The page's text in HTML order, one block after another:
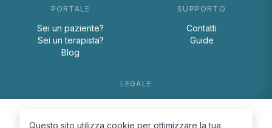
PORTALE
Sei un paziente?
Sei un terapista?
Blog
SUPPORTO
Contatti
Guide
LEGALE
Questo sito utilizza cookie per ottimizzare la tua